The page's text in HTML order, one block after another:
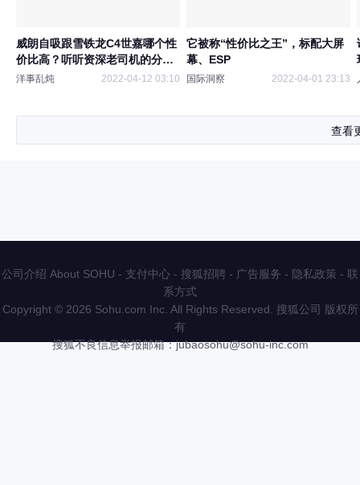
威朗自吸跟雪铁龙C4世嘉哪个性
价比高？听听资深老司机的分析
吧
洋事乱炖 2022-04-12 03:10
它被称“性价比之王”，标配大屏
幕、ESP
国际洞察 2022-04-01 23:13
查看
公司介绍 About SOHU - 支付中心 - 搜狐招聘 - 广告服务 - 隐私政策 - 联
系方式
Copyright © 2026 Sohu.com Inc. All Rights Reserved. 搜狐公司 版权所
有
搜狐不良信息举报邮箱：jubaosohu@sohu-inc.com